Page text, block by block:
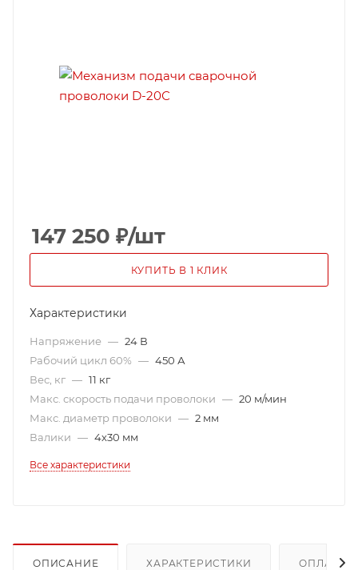
147 250 ₽/шт
КУПИТЬ В 1 КЛИК
Характеристики
Напряжение — 24 В
Рабочий цикл 60% — 450 А
Вес, кг — 11 кг
Макс. скорость подачи проволоки — 20 м/мин
Макс. диаметр проволоки — 2 мм
Валики — 4х30 мм
Все характеристики
ОПИСАНИЕ ХАРАКТЕРИСТИКИ ОПЛАТА